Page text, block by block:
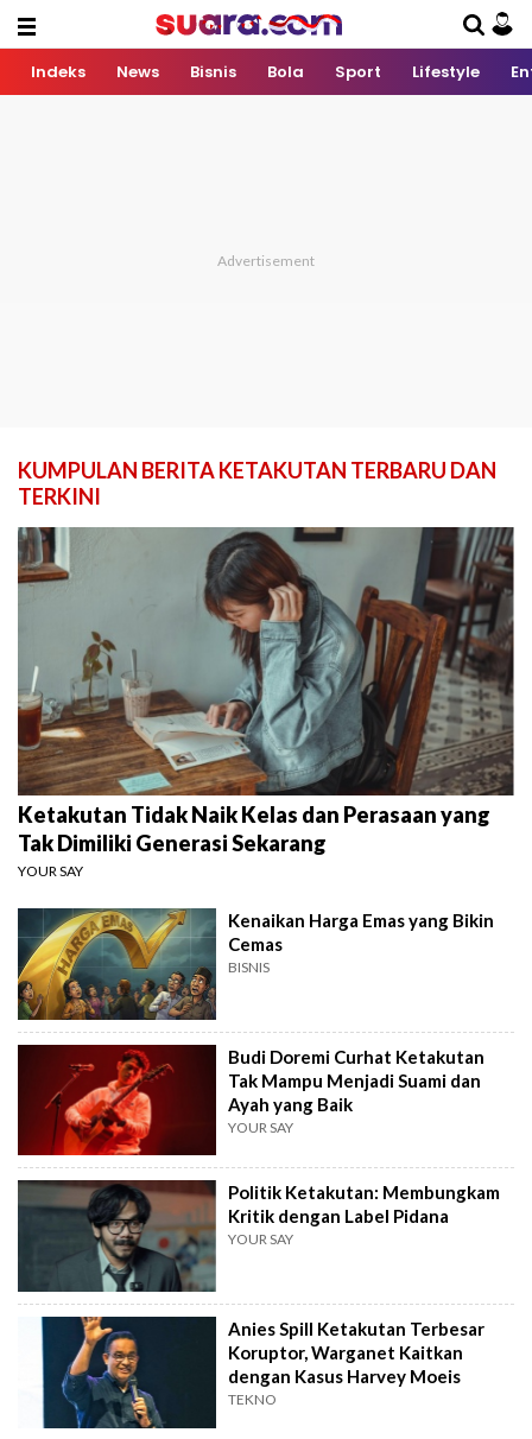
Indeks News Bisnis Bola Sport Lifestyle
KUMPULAN BERITA KETAKUTAN TERBARU DAN
TERKINI
Ketakutan Tidak Naik Kelas dan Perasaan yang
Tak Dimiliki Generasi Sekarang
YOUR SAY
Kenaikan Harga Emas yang Bikin
Cemas
BISNIS
Budi Doremi Curhat Ketakutan
Tak Mampu Menjadi Suami dan
Ayah yang Baik
YOUR SAY
Politik Ketakutan: Membungkam
Kritik dengan Label Pidana
YOUR SAY
Anies Spill Ketakutan Terbesar
Koruptor, Warganet Kaitkan
dengan Kasus Harvey Moeis
TEKNO